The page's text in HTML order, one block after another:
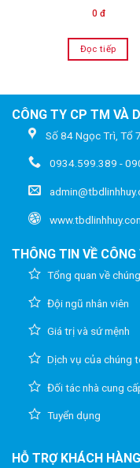
0 đ
Đọc tiếp
CÔNG TY CP TM VÀ
Số 84 Ngọc Trì, Tổ
0934.599.389 -
THÔNG TIN VỀ CÔNG
Tổng quan về
Đội ngũ nhân viên
Giá trị và sứ mệnh
Dịch vụ của chúng
Đối tác nhà cung
Tuyển dụng
HỖ TRỢ KHÁCH HÀNG